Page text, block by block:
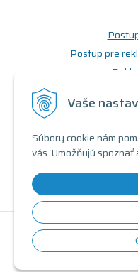
Vaše
Súbory cookie nám
vás. Umožňujú
Postup pre
© 2026 Renovovaný
webhosting